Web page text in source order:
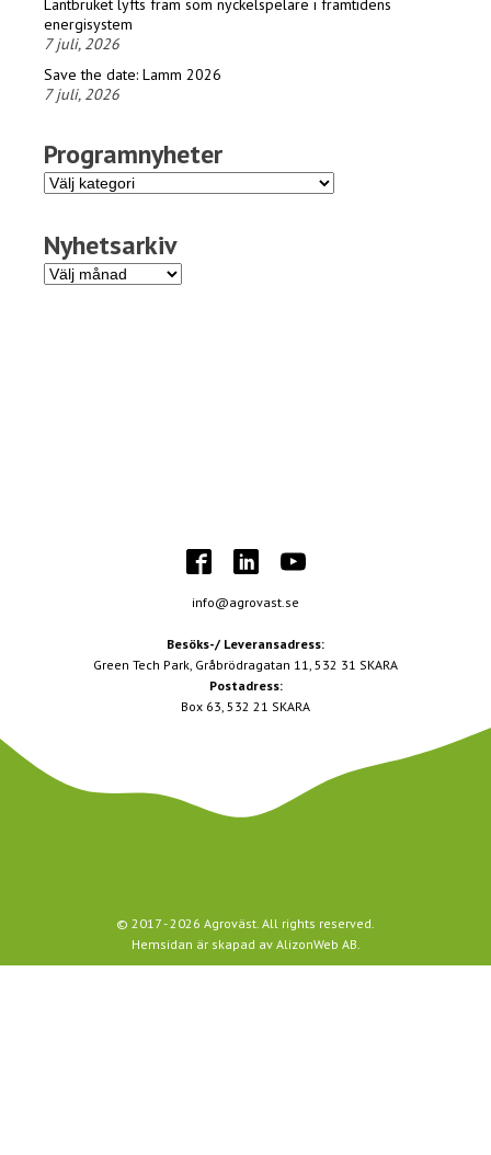
Lantbruket lyfts fram som nyckelspelare i framtidens
energisystem
7 juli, 2026
Save the date: Lamm 2026
7 juli, 2026
Programnyheter
Programnyheter
Nyhetsarkiv
Nyhetsarkiv
info@agrovast.se
Besöks-/ Leveransadress:
Green Tech Park, Gråbrödragatan 11, 532 31 SKARA
Postadress:
Box 63, 532 21 SKARA
© 2017 -2026 Agroväst. All rights reserved.
Hemsidan är skapad av AlizonWeb AB.